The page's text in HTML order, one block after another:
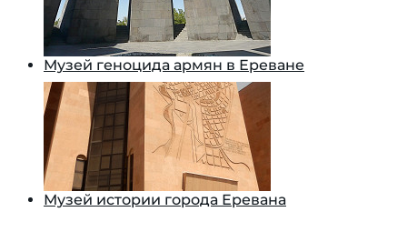
Музей геноцида армян в Ереване
Музей истории города Еревана